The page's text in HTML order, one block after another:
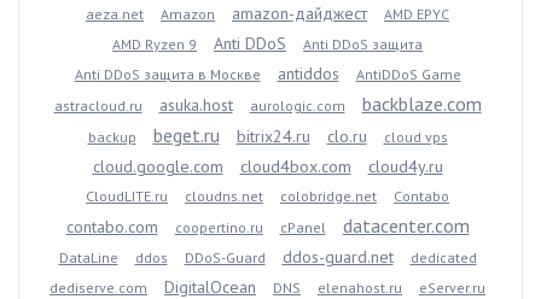
aeza.net
Amazon amazon-дайджест
AMD EPYC
AMD Ryzen 9
Anti DDoS
Anti DDoS защита
Anti DDoS защита в Москве
antiddos
AntiDDoS Game
astracloud.ru
asuka.host aurologic.com backblaze.com
backup beget.ru bitrix24.ru clo.ru cloud vps
cloud.google.com cloud4box.com cloud4y.ru
CloudLITE.ru cloudns.net colobridge.net Contabo
contabo.com coopertino.ru cPanel datacenter.com
DataLine ddos DDoS-Guard ddos-guard.net
dedicated
dediserve.com
DigitalOcean DNS elenahost.ru
eServer.ru